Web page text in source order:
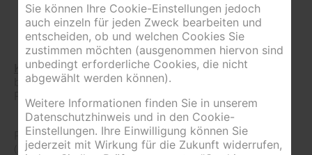
Kinder im Zimmer der Eltern:
bis 4 Jahre: frei
Preis auf Anfrage
Preise sind exkl. Nächtigungsabgabe
(ab 15 Jahren €2,50 pro Person und Nacht)
Sie können Ihre Cookie-Einstellungen jedoch
auch einzeln für jeden Zweck bearbeiten und
entscheiden, ob und welchen Cookies Sie
zustimmen möchten (ausgenommen hiervon sind
unbedingt erforderliche Cookies, die nicht
abgewählt werden können).
Weitere Informationen finden Sie in unserem
Datenschutzhinweis und in den Cookie-
Einstellungen. Ihre Einwilligung können Sie
jederzeit mit Wirkung für die Zukunft widerrufen,